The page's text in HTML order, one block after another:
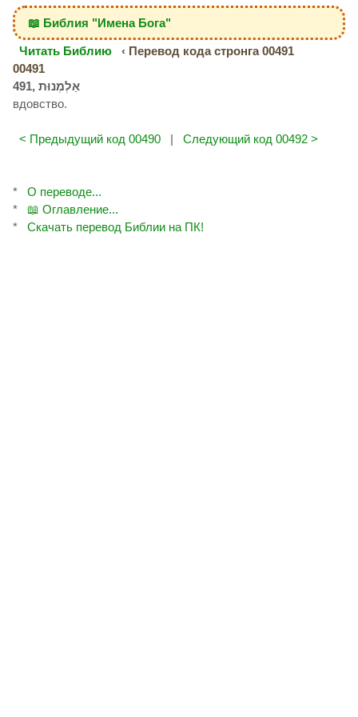
📖 Библия "Имена Бога"
Читать Библию
‹ Перевод кода стронга 00491
00491
вдовство.
< Предыдущий код 00490 | Следующий код 00492 >
*
О переводе...
*
📖 Оглавление...
*
Скачать перевод Библии на ПК!